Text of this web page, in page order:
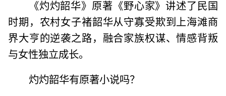
《灼灼韶华》原著《野心家》讲述了民国
时期，农村女子褚韶华从守寡受欺到上海滩商
界大亨的逆袭之路，融合家族权谋、情感背叛
与女性独立成长。
灼灼韶华有原著小说吗？